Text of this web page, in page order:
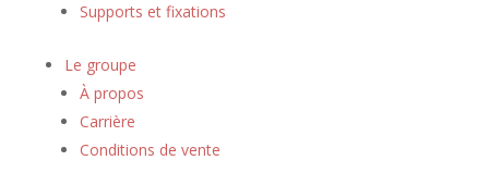
Supports et fixations
Le groupe
À propos
Carrière
Conditions de vente